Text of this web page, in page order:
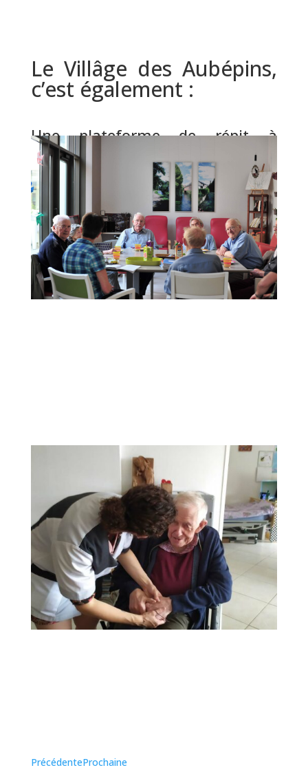
Le Villâge des Aubépins,
c’est également :
Une plateforme de répit à
destination des personnes âgées
vivant encore à leur domicile.
Cette plateforme se compose de :
PrécédenteProchaine